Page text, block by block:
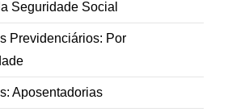
Seguridade Social
Previdenciários: Por
Aposentadorias